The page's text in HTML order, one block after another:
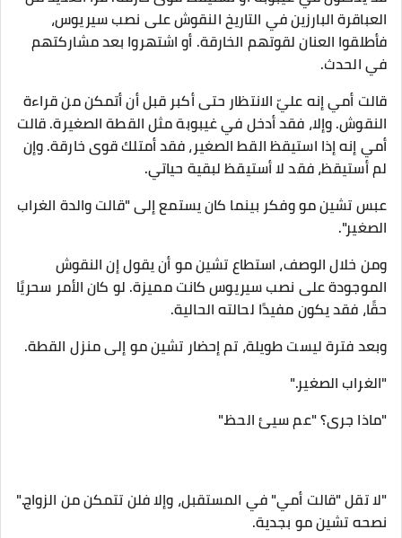
العباقرة البارزين في التاريخ النقوش على نصب سيريوس،
فأطلقوا العنان لقوتهم الخارقة. أو اشتهروا بعد مشاركتهم
في الحدث.
قالت أمي إنه عليّ الانتظار حتى أكبر قبل أن أتمكن من قراءة
النقوش. وإلا، فقد أدخل في غيبوبة مثل القطة الصغيرة. قالت
أمي إنه إذا استيقظ القط الصغير، فقد أمتلك قوى خارقة. وإن
لم أستيقظ، فقد لا أستيقظ لبقية حياتي.
عبس تشين مو وفكر بينما كان يستمع إلى "قالت والدة الغراب
الصغير".
ومن خلال الوصف، استطاع تشين مو أن يقول إن النقوش
الموجودة على نصب سيريوس كانت مميزة. لو كان الأمر سحريًا
حقًا، فقد يكون مفيدًا لحالته الحالية.
وبعد فترة ليست طويلة، تم إحضار تشين مو إلى منزل القطة.
"الغراب الصغير."
"ماذا جرى؟ "عم سيئ الحظ."
"لا تقل "قالت أمي" في المستقبل، وإلا فلن تتمكن من الزواج."
نصحه تشين مو بجدية.